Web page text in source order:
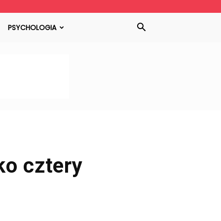
PSYCHOLOGIA
cztery